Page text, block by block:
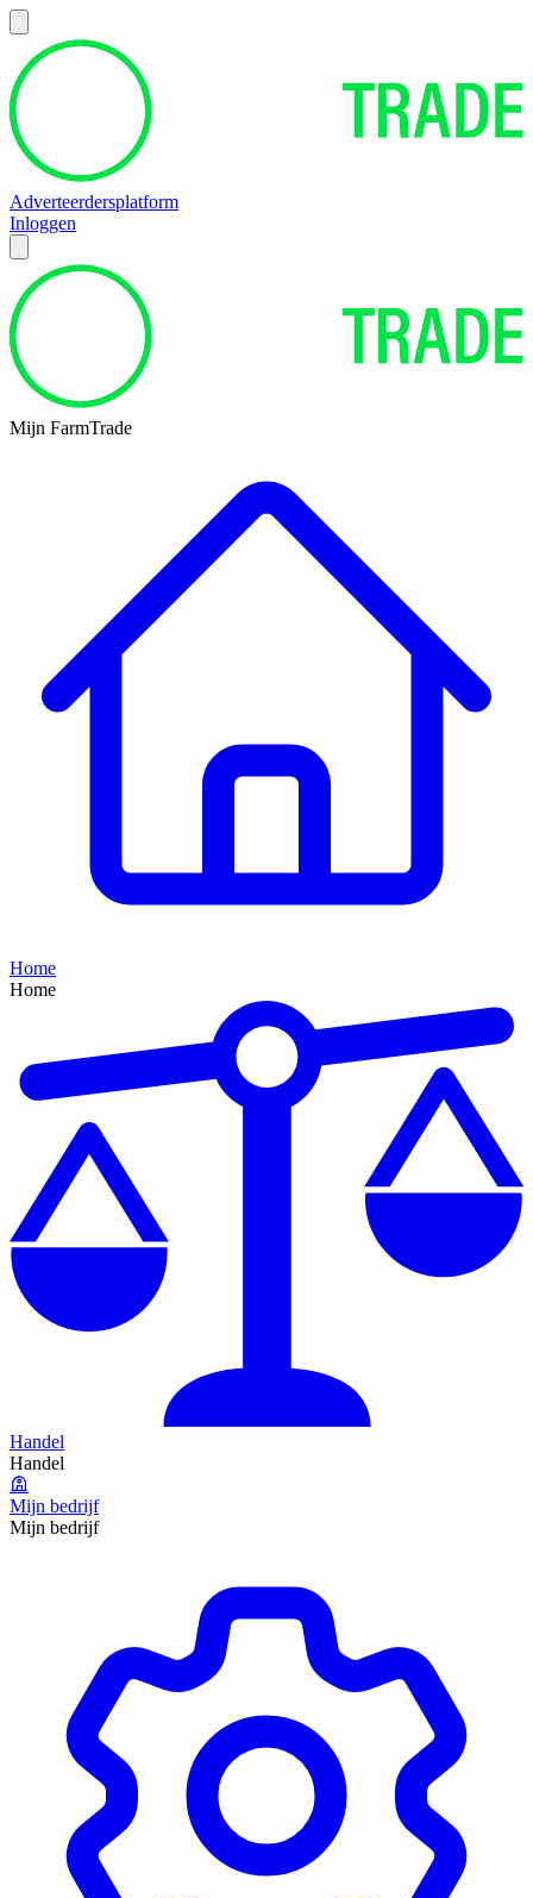
Adverteerdersplatform
Inloggen
Mijn FarmTrade
Home
Home
Handel
Handel
Mijn bedrijf
Mijn bedrijf